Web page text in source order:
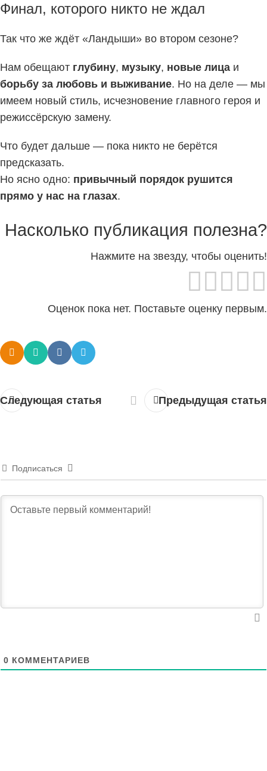
Финал, которого никто не ждал
Так что же ждёт «Ландыши» во втором сезоне?
Нам обещают глубину, музыку, новые лица и
борьбу за любовь и выживание. Но на деле — мы
имеем новый стиль, исчезновение главного героя и
режиссёрскую замену.
Что будет дальше — пока никто не берётся
предсказать.
Но ясно одно: привычный порядок рушится
прямо у нас на глазах.
Насколько публикация полезна?
Нажмите на звезду, чтобы оценить!
Оценок пока нет. Поставьте оценку первым.
Следующая статья Предыдущая статья
Подписаться
0 КОММЕНТАРИЕВ